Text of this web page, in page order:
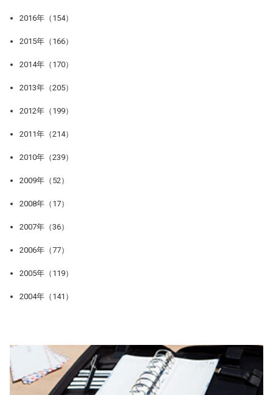
2016年（154）
2015年（166）
2014年（170）
2013年（205）
2012年（199）
2011年（214）
2010年（239）
2009年（52）
2008年（17）
2007年（36）
2006年（77）
2005年（119）
2004年（141）